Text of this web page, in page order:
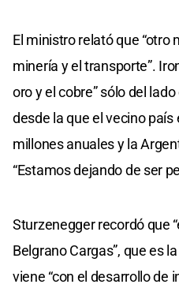
El ministro relató que “otro
minería y el transporte”.
oro y el cobre” sólo del
desde la que el vecino país
millones anuales y la
“Estamos dejando de ser
Sturzenegger recordó que
Belgrano Cargas”, que es
viene “con el desarrollo de